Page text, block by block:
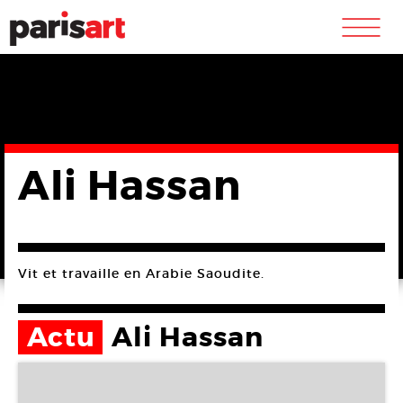
m
Ali Hassan
Vit et travaille en Arabie Saoudite.
Actu Ali Hassan